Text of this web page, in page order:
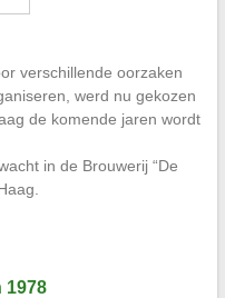
verschillende oorzaken
werd nu gekozen
de komende jaren wordt
in de Brouwerij “De
1978